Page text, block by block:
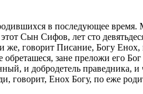
в последующее
Сын Сифов, лет сто
же, говорит Писание, Богу
зане преложи его
и добродетель
говорит, Енох Богу, по еже